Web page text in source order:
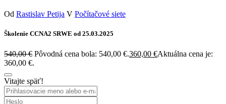
Od Rastislav Petija V Počítačové siete
Školenie CCNA2 SRWE od 25.03.2025
540,00€ Pôvodná cena bola: 540,00 €.360,00 €Aktuálna cena je:
360,00 €.
Vitajte späť!